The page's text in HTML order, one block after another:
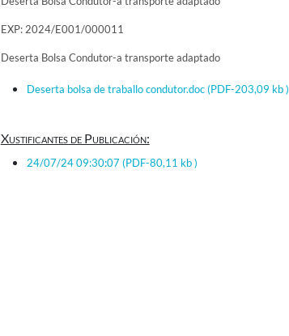
EXP: 2024/E001/000011
Deserta Bolsa Condutor-a transporte adaptado
Deserta bolsa de traballo condutor.doc(PDF-203,09 kb )
Xustificantes de Publicación:
24/07/24 09:30:07 (PDF-80,11 kb )